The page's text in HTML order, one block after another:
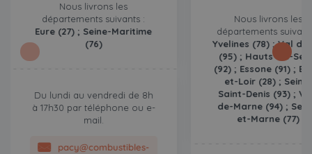
Nous livrons les
départements suivants :
Eure (27) ; Seine-Maritime
(76)
Du lundi au vendredi de 8h
à 17h30 par téléphone ou e-
mail.
pacy@combustibles-
Nous livrons les
départements
Yvelines (78) ; Val
(95) ; Hauts-de-
(92) ; Essone (91) ;
et-Loir (28) ; Seine-
Saint-Denis (93) ;
de-Marne (94) ;
et-Marne (77)